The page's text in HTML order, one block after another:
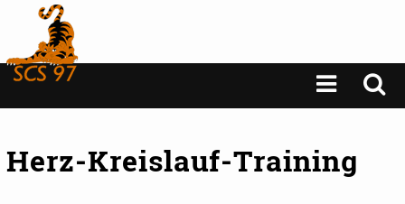
Herz-Kreislauf-Training